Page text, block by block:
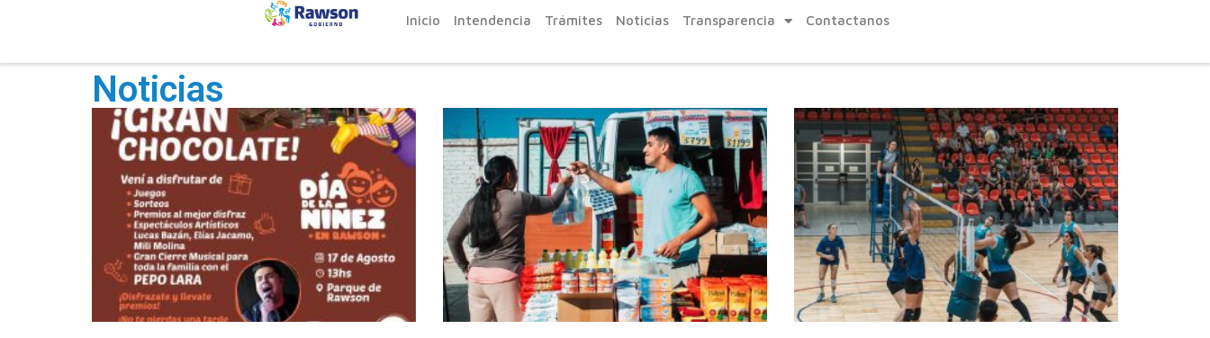
Inicio Intendencia Trámites Noticias Transparencia Contactanos
Noticias